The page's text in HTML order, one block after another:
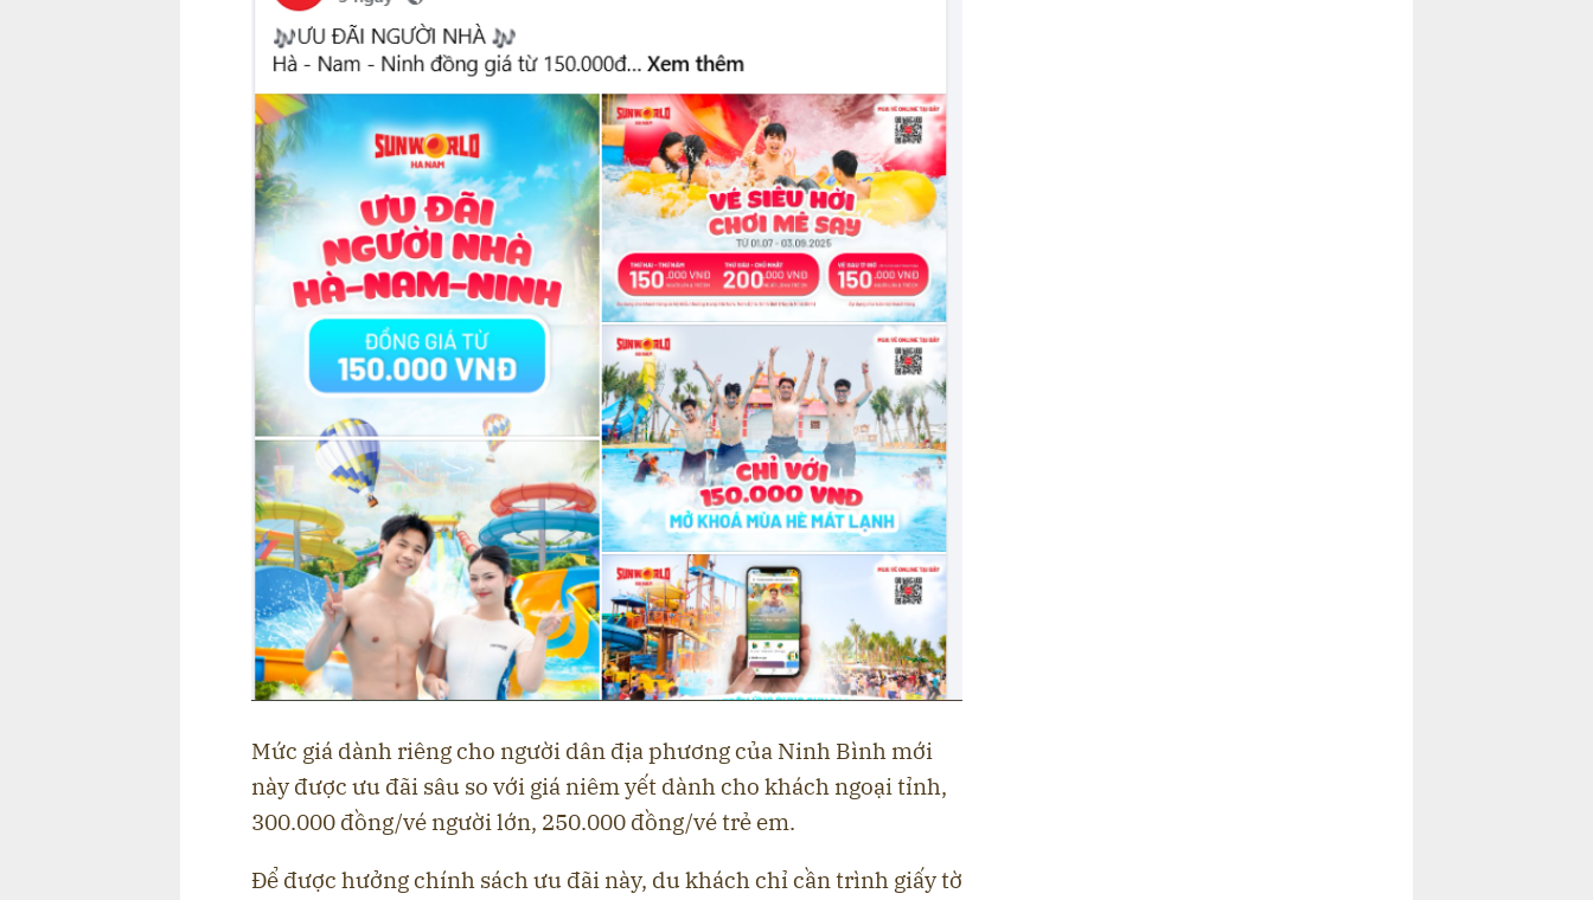
Mức giá dành riêng cho người dân địa phương của Ninh Bình mới
này được ưu đãi sâu so với giá niêm yết dành cho khách ngoại tỉnh,
300.000 đồng/vé người lớn, 250.000 đồng/vé trẻ em.
Để được hưởng chính sách ưu đãi này, du khách chỉ cần trình giấy tờ